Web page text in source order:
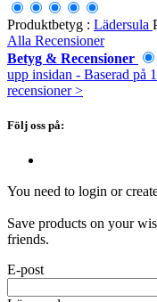
Produktbetyg : Lädersula
Alla Recensioner
Betyg & Recensioner
upp insidan - Baserad på 1
recensioner>
Följ oss på:
You need to login or
Save products on your
friends.
E-post